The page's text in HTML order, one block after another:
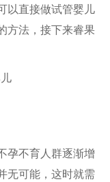
以直接做试管婴儿
方法，接下来睿果
孕不育人群逐渐增
无可能，这时就需